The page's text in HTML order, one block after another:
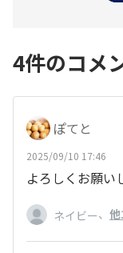
4件のコメ
ぽてと
2025/09/10 17:46
よろしくお願い
ネイビー、 他